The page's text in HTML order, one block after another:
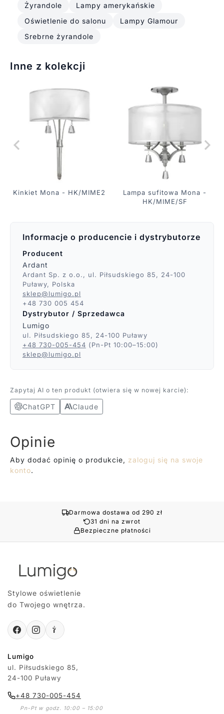
Żyrandole
Lampy amerykańskie
Oświetlenie do salonu
Lampy Glamour
Srebrne żyrandole
Inne z kolekcji
Kinkiet Mona - HK/MIME2
Lampa sufitowa Mona -
HK/MIME/SF
Informacje o producencie i dystrybutorze
Producent
Ardant
Ardant Sp. z o.o., ul. Piłsudskiego 85, 24-100
Puławy, Polska
sklep@lumigo.pl
+48 730 005 454
Dystrybutor / Sprzedawca
Lumigo
ul. Piłsudskiego 85, 24-100 Puławy
+48 730-005-454 (Pn-Pt 10:00–15:00)
sklep@lumigo.pl
Zapytaj AI o ten produkt (otwiera się w nowej karcie):
ChatGPT Claude
Opinie
Aby dodać opinię o produkcie, zaloguj się na swoje
konto.
Darmowa dostawa od 290 zł
31 dni na zwrot
Bezpieczne płatności
Stylowe oświetlenie
do Twojego wnętrza.
Lumigo
ul. Piłsudskiego 85,
24-100 Puławy
+48 730-005-454
Pn-Pt w godz. 10:00 – 15:00